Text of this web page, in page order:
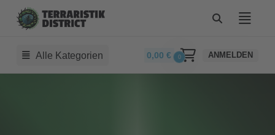
Alle Kategorien 0,00€ 0 ANMELDEN